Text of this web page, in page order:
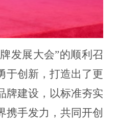
发展大会”的顺利召
于创新，打造出了更
牌建设，以标准夯实
携手发力，共同开创